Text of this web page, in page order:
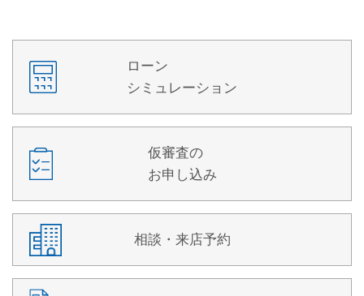
ローン
シミュレーション
仮審査の
お申し込み
相談・来店予約